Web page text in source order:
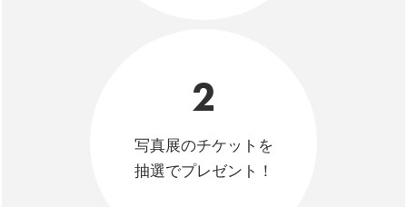
2
写真展のチケットを
抽選でプレゼント！